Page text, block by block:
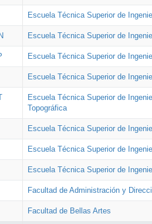
Escuela Técnica Superior de
Escuela Técnica Superior de
Escuela Técnica Superior de
Escuela Técnica Superior de
Escuela Técnica Superior de
Topográfica
Escuela Técnica Superior de
Escuela Técnica Superior de
Escuela Técnica Superior de
Facultad de Administración y
Facultad de Bellas Artes